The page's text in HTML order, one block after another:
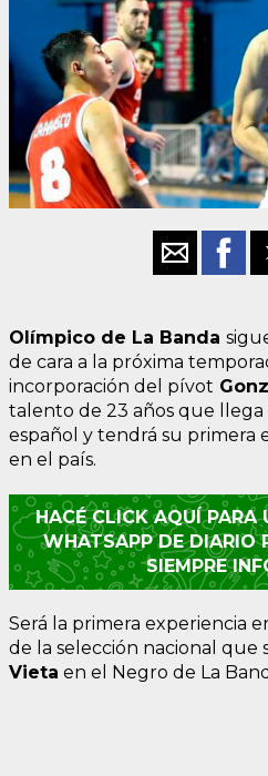
Olímpico de La Banda
de cara a la próxima
incorporación del pívot
talento de 23 años que
español y tendrá su primera
en el país.
HACÉ CLICK AQUÍ PARA
WHATSAPP DE DIARIO
SIEMPRE
Será la primera experiencia
de la selección nacional que
Vieta en el Negro de La